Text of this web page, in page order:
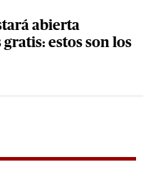
abierta
estos son los